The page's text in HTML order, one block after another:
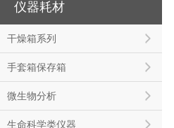
仪器耗材
干燥箱系列
手套箱保存箱
微生物分析
生命科学类仪器